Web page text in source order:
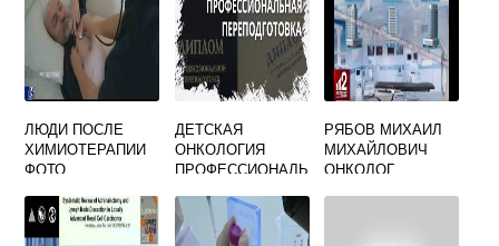
ЛЮДИ ПОСЛЕ
ХИМИОТЕРАПИИ
ФОТО
ДЕТСКАЯ
ОНКОЛОГИЯ
ПРОФЕССИОНАЛЬ
ПЕРЕПОДГОТОВК
А
РЯБОВ МИХАИЛ
МИХАЙЛОВИЧ
ОНКОЛОГ